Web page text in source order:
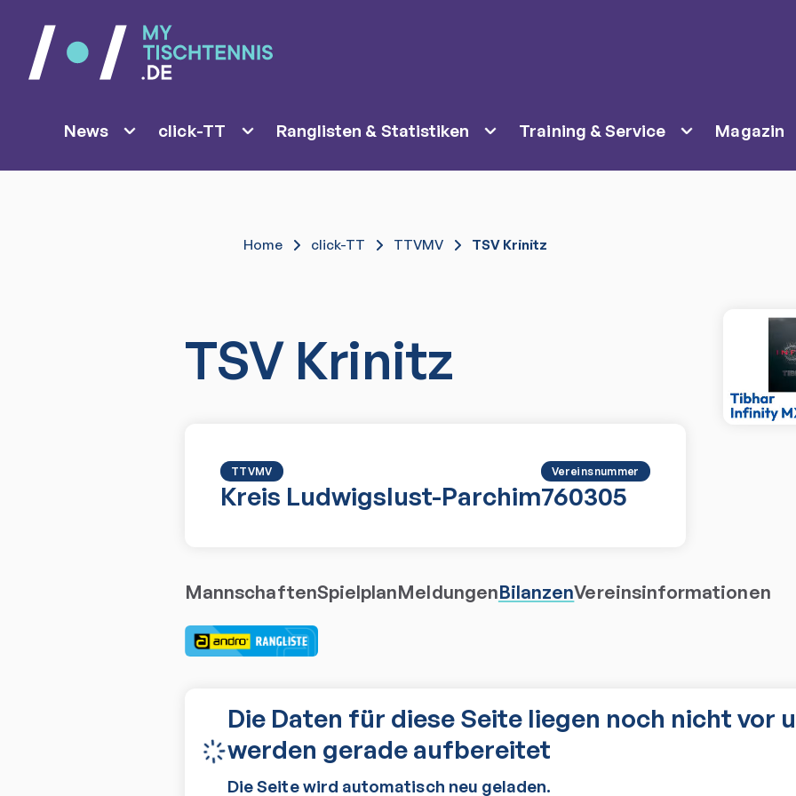
News click-TT Ranglisten & Statistiken Training & Service Magazin
Home click-TT TTVMV TSV Krinitz
TSV Krinitz
TTVMV
Kreis Ludwigslust-Parchim
Vereinsnummer
760305
MannschaftenSpielplanMeldungenBilanzenVereinsinformationen
Die Daten für diese Seite liegen noch nicht vor
werden gerade aufbereitet
Die Seite wird automatisch neu geladen.